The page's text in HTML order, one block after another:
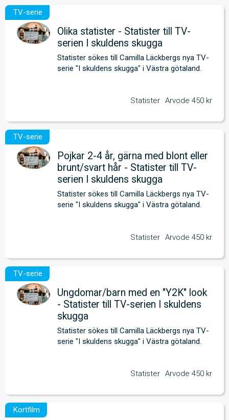
Olika statister - Statister till TV-
serien I skuldens skugga
Statister sökes till Camilla Läckbergs nya TV-
serie "I skuldens skugga" i Västra götaland.
Statister Arvode 450 kr
Pojkar 2-4 år, gärna med blont eller
brunt/svart hår - Statister till TV-
serien I skuldens skugga
Statister sökes till Camilla Läckbergs nya TV-
serie "I skuldens skugga" i Västra götaland.
Statister Arvode 450 kr
Ungdomar/barn med en "Y2K" look
- Statister till TV-serien I skuldens
skugga
Statister sökes till Camilla Läckbergs nya TV-
serie "I skuldens skugga" i Västra götaland.
Statister Arvode 450 kr